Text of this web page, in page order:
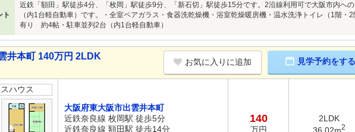
ト
近鉄「額田」駅徒歩4分、「枚岡」駅徒歩9分、「新石切」駅徒歩15分です。2沿線利用可で大阪市内へ
（内1台軽自動車）です。・全室ペアガラス・食器洗乾燥機・浴室乾燥暖房機・温水洗浄トイレ（1階・
有り 約4帖・駐車並列2台（内1台軽自動車）
井本町 140万円 2LDK
お気に入りに追加 見学予約をする
ハウス
大阪府東大阪市出雲井本町
近鉄奈良線 枚岡駅 徒歩5分
近鉄奈良線 額田駅 徒歩14分
140
万円
2LDK
36.02m2